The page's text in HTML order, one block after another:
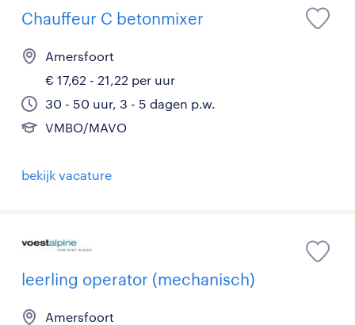
Chauffeur C betonmixer
Amersfoort
€ 17,62 - 21,22 per uur
30 - 50 uur, 3 - 5 dagen p.w.
VMBO/MAVO
bekijk vacature
leerling operator (mechanisch)
Amersfoort